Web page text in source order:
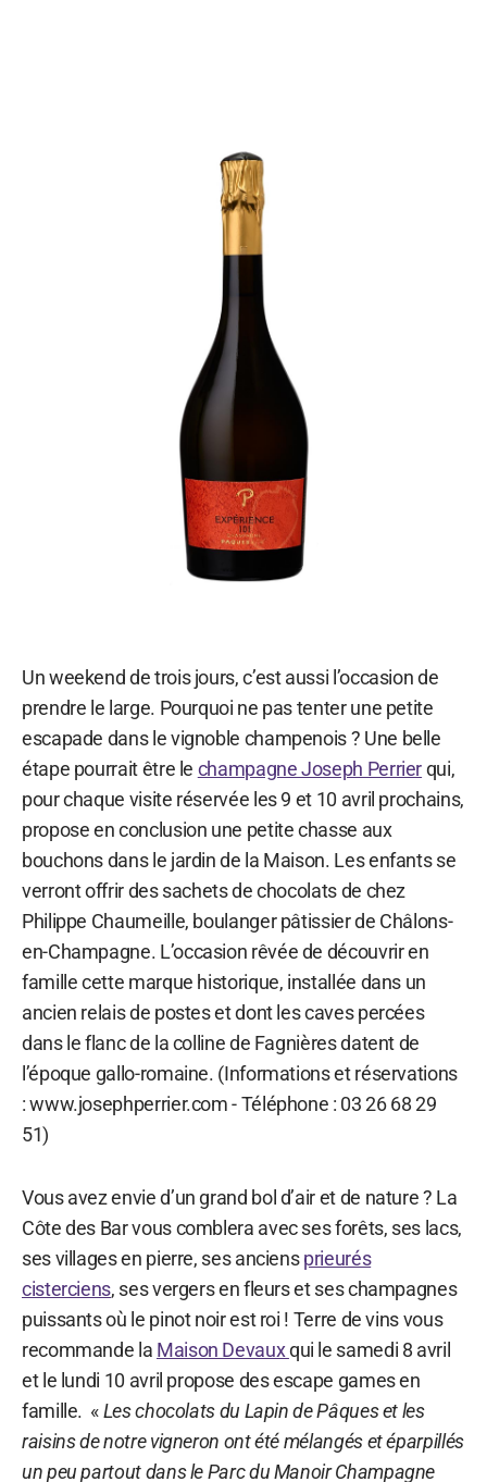
Un weekend de trois jours, c’est aussi l’occasion de
prendre le large. Pourquoi ne pas tenter une petite
escapade dans le vignoble champenois ? Une belle
étape pourrait être le champagne Joseph Perrierqui,
pour chaque visite réservée les 9 et 10 avril prochains,
propose en conclusion une petite chasse aux
bouchons dans le jardin de la Maison. Les enfants se
verront offrir des sachets de chocolats de chez
Philippe Chaumeille, boulanger pâtissier de Châlons-
en-Champagne. L’occasion rêvée de découvrir en
famille cette marque historique, installée dans un
ancien relais de postes et dont les caves percées
dans le flanc de la colline de Fagnières datent de
l’époque gallo-romaine. (Informations et réservations
: www.josephperrier.com - Téléphone : 03 26 68 29
51)
Vous avez envie d’un grand bol d’air et de nature ? La
Côte des Bar vous comblera avec ses forêts, ses lacs,
ses villages en pierre, ses anciensprieurés
cisterciens, ses vergers en fleurs et ses champagnes
puissants où le pinot noir est roi ! Terre de vins vous
recommande la Maison Devauxqui le samedi 8 avril
et le lundi 10 avril propose des escape games en
famille. «Les chocolats du Lapin de Pâques et les
raisins de notre vigneron ont été mélangés et éparpillés
un peu partout dans le Parc du Manoir Champagne